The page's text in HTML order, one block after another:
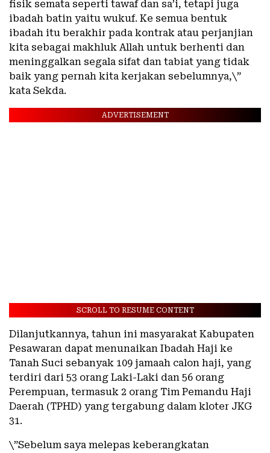
fisik semata seperti tawaf dan sa’i, tetapi juga
ibadah batin yaitu wukuf. Ke semua bentuk
ibadah itu berakhir pada kontrak atau perjanjian
kita sebagai makhluk Allah untuk berhenti dan
meninggalkan segala sifat dan tabiat yang tidak
baik yang pernah kita kerjakan sebelumnya,\”
kata Sekda.
ADVERTISEMENT
SCROLL TO RESUME CONTENT
Dilanjutkannya, tahun ini masyarakat Kabupaten
Pesawaran dapat menunaikan Ibadah Haji ke
Tanah Suci sebanyak 109 jamaah calon haji, yang
terdiri dari 53 orang Laki-Laki dan 56 orang
Perempuan, termasuk 2 orang Tim Pemandu Haji
Daerah (TPHD) yang tergabung dalam kloter JKG
31.
\”Sebelum saya melepas keberangkatan